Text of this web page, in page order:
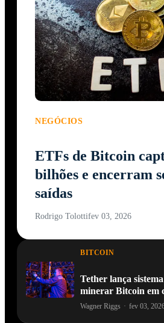
NEGÓCIOS
ETFs de Bitcoin
bilhões e encerram
saídas
Rodrigo Tolottifev 03, 2026
BITCOIN
Tether lança
minerar Bitcoin em
Wagner Riggs · fev 03,